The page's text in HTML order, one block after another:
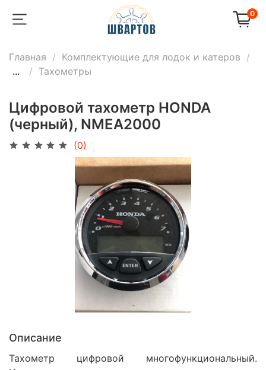
0
Главная
Комплектующие для лодок и катеров
...
Тахометры
Цифровой тахометр HONDA
(черный), NMEA2000
(0)
Описание
Тахометр цифровой многофункциональный.